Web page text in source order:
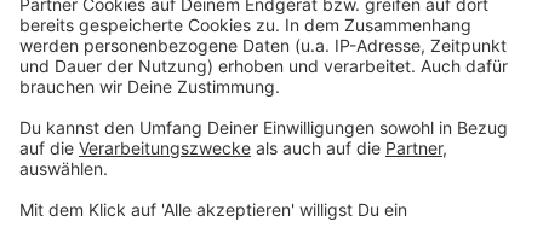
wasser-, öl- und schmutzabweisend. Diese Fähigkeiten
machen sie für Industrie und Verbraucher attraktiv.
Man findet PFAS deshalb in Feuerlöschmitteln, in
Beschichtungen von Textilien und Outdoor-
Ausrüstung, aber auch in Lebensmittelverpackungen.
Anzeige